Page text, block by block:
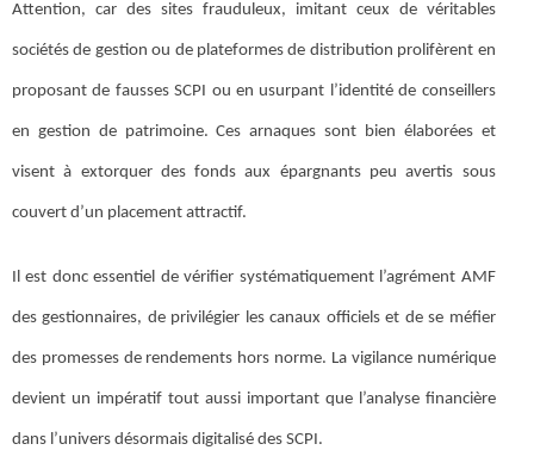
Attention, car des sites frauduleux, imitant ceux de véritables
sociétés de gestion ou de plateformes de distribution prolifèrent en
proposant de fausses SCPI ou en usurpant l’identité de conseillers
en gestion de patrimoine. Ces arnaques sont bien élaborées et
visent à extorquer des fonds aux épargnants peu avertis sous
couvert d’un placement attractif.
Il est donc essentiel de vérifier systématiquement l’agrément AMF
des gestionnaires, de privilégier les canaux officiels et de se méfier
des promesses de rendements hors norme. La vigilance numérique
devient un impératif tout aussi important que l’analyse financière
dans l’univers désormais digitalisé des SCPI.